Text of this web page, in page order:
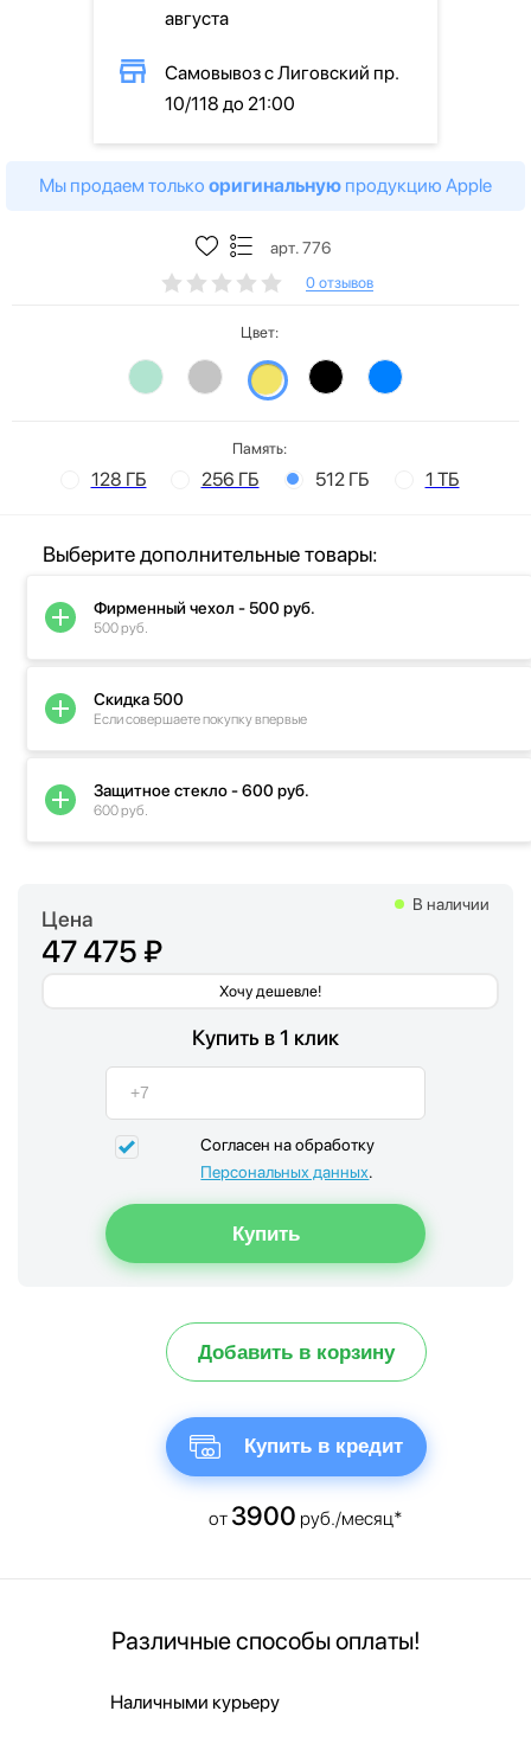
августа
Самовывоз с Лиговский пр.
10/118 до 21:00
Мы продаем только оригинальную продукцию Apple
арт. 776
0 отзывов
Цвет:
Память:
128 ГБ 256 ГБ 512 ГБ 1 ТБ
Цена
47 475 ₽
Хочу дешевле!
В наличии
Купить в 1 клик
Согласен на обработку
Персональных данных.
Добавить в корзину
Купить в кредит
от 3900 руб./месяц*
Выберите дополнительные товары:
Фирменный чехол - 500 руб.
500 руб.
Скидка 500
Если совершаете покупку впервые
Защитное стекло - 600 руб.
600 руб.
Различные способы оплаты!
Наличными курьеру